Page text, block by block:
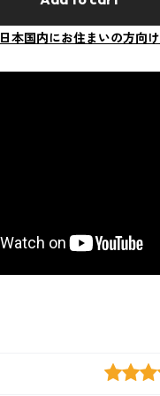
日本国内にお住まいの方向け